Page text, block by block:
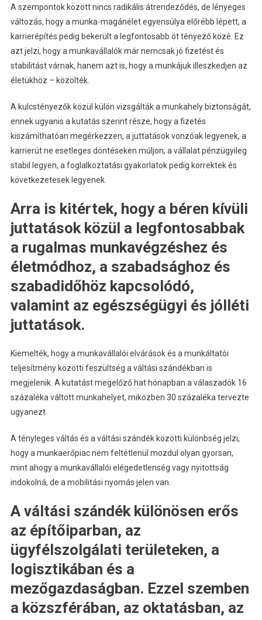
A szempontok között nincs radikális átrendeződés, de lényeges
változás, hogy a munka-magánélet egyensúlya előrébb lépett, a
karrierépítés pedig bekerült a legfontosabb öt tényező közé. Ez
azt jelzi, hogy a munkavállalók már nemcsak jó fizetést és
stabilitást várnak, hanem azt is, hogy a munkájuk illeszkedjen az
életükhöz – közölték.
A kulcstényezők közül külön vizsgálták a munkahely biztonságát,
ennek ugyanis a kutatás szerint része, hogy a fizetés
kiszámíthatóan megérkezzen, a juttatások vonzóak legyenek, a
karrierút ne esetleges döntéseken múljon, a vállalat pénzügyileg
stabil legyen, a foglalkoztatási gyakorlatok pedig korrektek és
következetesek legyenek.
Arra is kitértek, hogy a béren kívüli
juttatások közül a legfontosabbak
a rugalmas munkavégzéshez és
életmódhoz, a szabadsághoz és
szabadidőhöz kapcsolódó,
valamint az egészségügyi és jólléti
juttatások.
Kiemelték, hogy a munkavállalói elvárások és a munkáltatói
teljesítmény közötti feszültség a váltási szándékban is
megjelenik. A kutatást megelőző hat hónapban a válaszadók 16
százaléka váltott munkahelyet, miközben 30 százaléka tervezte
ugyanezt.
A tényleges váltás és a váltási szándék közötti különbség jelzi,
hogy a munkaerőpiac nem feltétlenül mozdul olyan gyorsan,
mint ahogy a munkavállalói elégedetlenség vagy nyitottság
indokolná, de a mobilitási nyomás jelen van.
A váltási szándék különösen erős
az építőiparban, az
ügyfélszolgálati területeken, a
logisztikában és a
mezőgazdaságban. Ezzel szemben
a közszférában, az oktatásban, az